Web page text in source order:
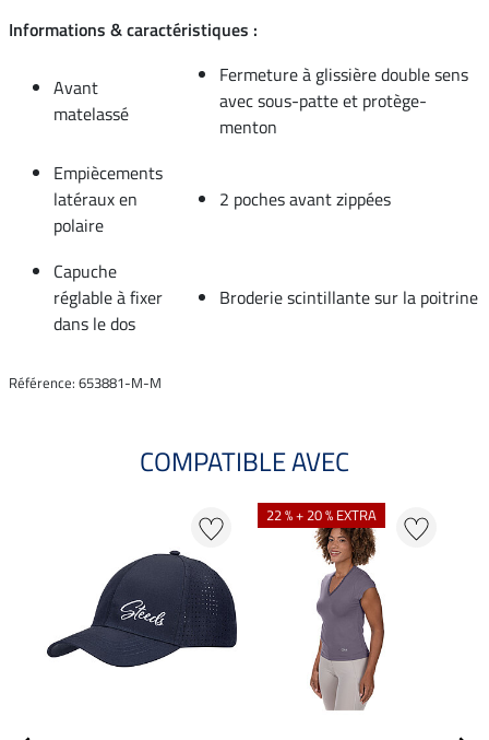
Informations & caractéristiques :
Avant
matelassé
Fermeture à glissière double sens
avec sous-patte et protège-
menton
Empiècements
latéraux en
polaire
2 poches avant zippées
Capuche
réglable à fixer
dans le dos
Broderie scintillante sur la poitrine
Référence: 653881-M-M
COMPATIBLE AVEC
22 % + 20 % EXTRA